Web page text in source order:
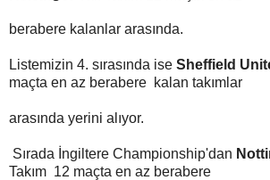
berabere kalanlar arasında.
Listemizin 4. sırasında ise Sheffield
maçta en az berabere kalan takımlar
arasında yerini alıyor.
Sırada İngiltere Championship'dan
Takım 12 maçta en az berabere